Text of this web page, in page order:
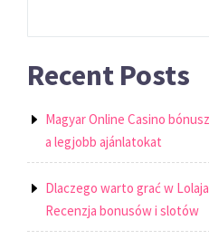
Recent Posts
Magyar Online Casino
a legjobb ajánlatokat
Dlaczego warto grać w
Recenzja bonusów i slotów